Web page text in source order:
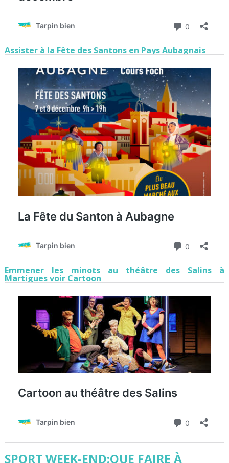
Assister à la Fête des Santons en Pays Aubagnais
Emmener les minots au théâtre des Salins à
Martigues voir Cartoon
SPORT WEEK-END:QUE FAIRE À